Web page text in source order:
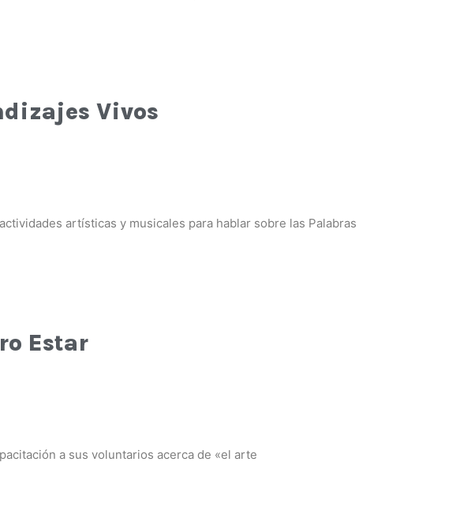
Vivos
artísticas y musicales para hablar sobre las Palabras
Estar
a sus voluntarios acerca de «el arte